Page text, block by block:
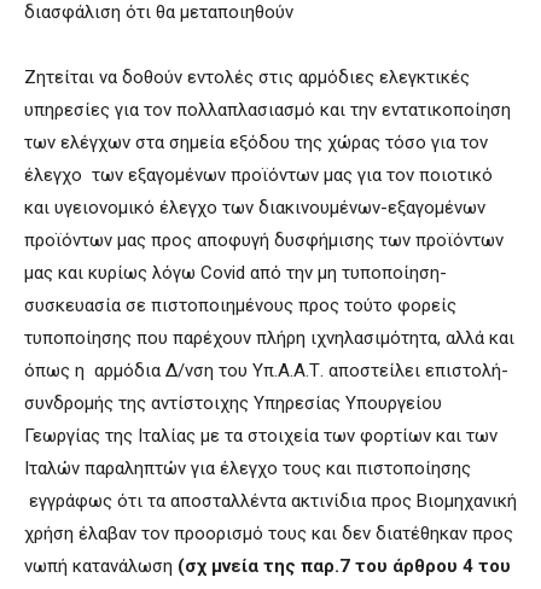
διασφάλιση ότι θα μεταποιηθούν
Ζητείται να δοθούν εντολές στις αρμόδιες ελεγκτικές
υπηρεσίες για τον πολλαπλασιασμό και την εντατικοποίηση
των ελέγχων στα σημεία εξόδου της χώρας τόσο για τον
έλεγχο των εξαγομένων προϊόντων μας για τον ποιοτικό
και υγειονομικό έλεγχο των διακινουμένων-εξαγομένων
προϊόντων μας προς αποφυγή δυσφήμισης των προϊόντων
μας και κυρίως λόγω Covid από την μη τυποποίηση-
συσκευασία σε πιστοποιημένους προς τούτο φορείς
τυποποίησης που παρέχουν πλήρη ιχνηλασιμότητα, αλλά και
όπως η αρμόδια Δ/νση του Υπ.Α.Α.Τ. αποστείλει επιστολή-
συνδρομής της αντίστοιχης Υπηρεσίας Υπουργείου
Γεωργίας της Ιταλίας με τα στοιχεία των φορτίων και των
Ιταλών παραληπτών για έλεγχο τους και πιστοποίησης
εγγράφως ότι τα αποσταλλέντα ακτινίδια προς Βιομηχανική
χρήση έλαβαν τον προορισμό τους και δεν διατέθηκαν προς
νωπή κατανάλωση (σχ μνεία της παρ.7 του άρθρου 4 του